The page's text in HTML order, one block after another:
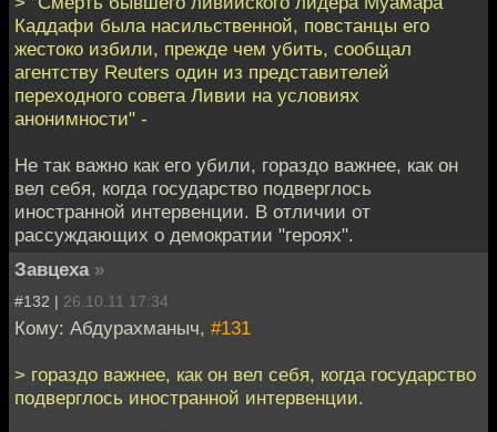
Каддафи была насильственной, повстанцы его
жестоко избили, прежде чем убить, сообщал
агентству Reuters один из представителей
переходного совета Ливии на условиях
анонимности" -
Не так важно как его убили, гораздо важнее, как он
вел себя, когда государство подверглось
иностранной интервенции. В отличии от
рассуждающих о демократии "героях".
Завцеха »
#132 | 26.10.11 17:34
Кому: Абдурахманыч, #131
> гораздо важнее, как он вел себя, когда государство
подверглось иностранной интервенции.